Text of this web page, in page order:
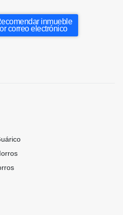
inmueble
correo electrónico